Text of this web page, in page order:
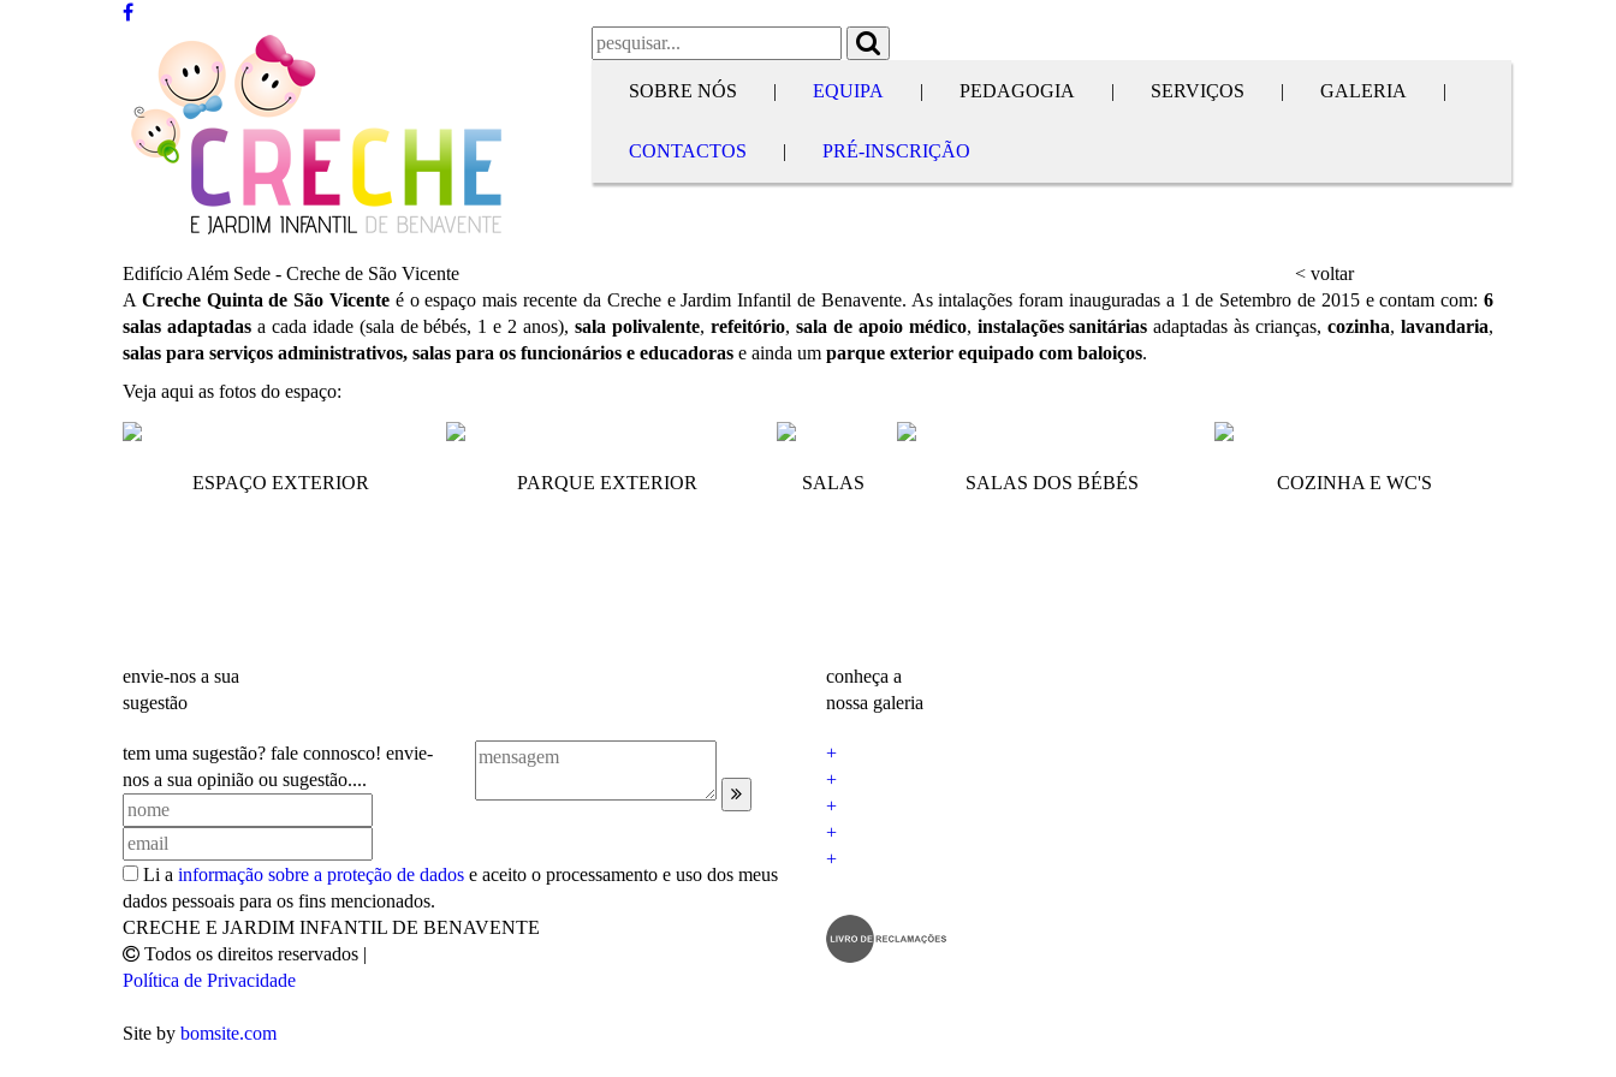
SOBRE NÓS | EQUIPA | PEDAGOGIA | SERVIÇOS | GALERIA |
CONTACTOS | PRÉ-INSCRIÇÃO
Edifício Além Sede - Creche de São Vicente
< voltar
A Creche Quinta de São Vicente é o espaço mais recente da Creche e Jardim Infantil de Benavente. As intalações foram inauguradas a 1 de Setembro de 2015 e contam com:6
salas adaptadasa cada idade (sala de bébés, 1 e 2 anos),sala polivalente, refeitório, sala de apoio médico, instalações sanitárias adaptadas às crianças,cozinha,lavandaria,
salas para serviços administrativos, salas para os funcionários e educadoras e ainda um parque exterior equipado com baloiços.
Veja aqui as fotos do espaço:
ESPAÇO EXTERIOR PARQUE EXTERIOR SALAS SALAS DOS BÉBÉS COZINHA E WC'S
envie-nos a sua
sugestão
tem uma sugestão? fale connosco! envie-
nos a sua opinião ou sugestão....
Li a informação sobre a proteção de dados e aceito o processamento e uso dos meus
dados pessoais para os fins mencionados.
conheça a
nossa galeria
+
+
+
+
+
CRECHE E JARDIM INFANTIL DE BENAVENTE
Todos os direitos reservados |
Política de Privacidade
Site by bomsite.com